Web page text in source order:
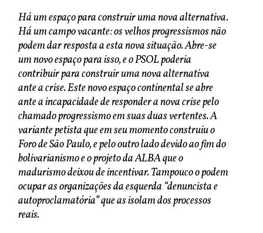
Há um espaço para construir uma nova alternativa.
Há um campo vacante: os velhos progressismos não
podem dar resposta a esta nova situação. Abre-se
um novo espaço para isso, e o PSOL poderia
contribuir para construir uma nova alternativa
ante a crise. Este novo espaço continental se abre
ante a incapacidade de responder a nova crise pelo
chamado progressismo em suas duas vertentes. A
variante petista que em seu momento construiu o
Foro de São Paulo, e pelo outro lado devido ao fim do
bolivarianismo e o projeto da ALBA que o
madurismo deixou de incentivar. Tampouco o podem
ocupar as organizações da esquerda “denuncista e
autoproclamatória” que as isolam dos processos
reais.